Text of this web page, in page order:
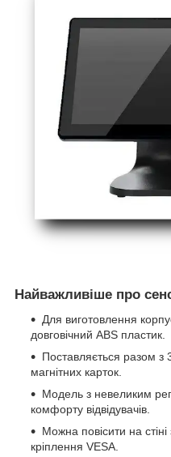
Найважливіше про
Для виготовлення
довговічний АВS пластик.
Поставляється разом з
магнітних карток.
Модель з невеликим
комфорту відвідувачів.
Можна повісити на стіні
кріплення VESA.